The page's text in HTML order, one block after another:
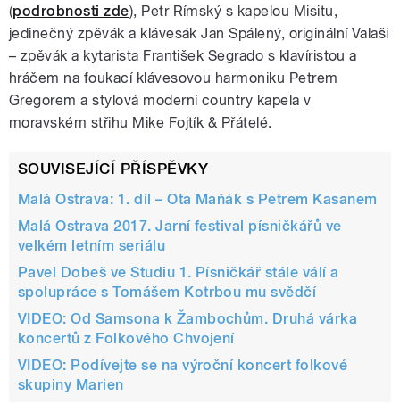
(podrobnosti zde), Petr Rímský s kapelou Misitu,
jedinečný zpěvák a klávesák Jan Spálený, originální Valaši
– zpěvák a kytarista František Segrado s klavíristou a
hráčem na foukací klávesovou harmoniku Petrem
Gregorem a stylová moderní country kapela v
moravském střihu Mike Fojtík & Přátelé.
SOUVISEJÍCÍ PŘÍSPĚVKY
Malá Ostrava: 1. díl – Ota Maňák s Petrem Kasanem
Malá Ostrava 2017. Jarní festival písničkářů ve
velkém letním seriálu
Pavel Dobeš ve Studiu 1. Písničkář stále válí a
spolupráce s Tomášem Kotrbou mu svědčí
VIDEO: Od Samsona k Žambochům. Druhá várka
koncertů z Folkového Chvojení
VIDEO: Podívejte se na výroční koncert folkové
skupiny Marien